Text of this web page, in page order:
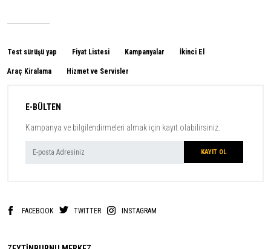
Test sürüşü yap Fiyat Listesi Kampanyalar İkinci El
Araç Kiralama Hizmet ve Servisler
E-BÜLTEN
Kampanya ve bilgilendirmeleri almak için kayıt olabilirsiniz.
FACEBOOK TWITTER INSTAGRAM